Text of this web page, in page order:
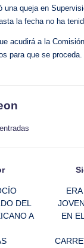
una queja en
la fecha no ha
acudirá a la
para que se proceda.
DEL
A
EN